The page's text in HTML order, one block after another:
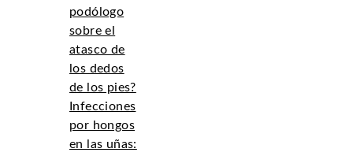
podólogo
sobre el
atasco de
los dedos
de los pies?
Infecciones
por hongos
en las uñas: